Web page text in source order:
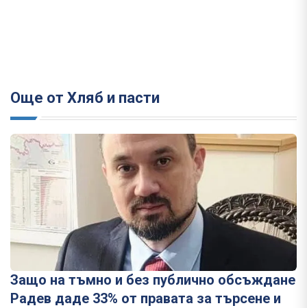
Още от Хляб и пасти
Защо на тъмно и без публично обсъждане
Радев даде 33% от правата за търсене и